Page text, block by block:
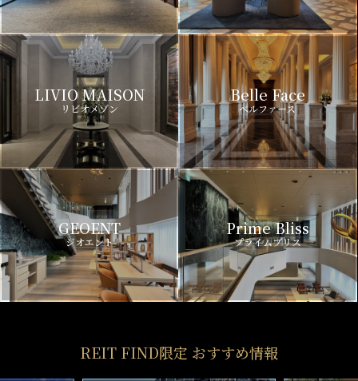
LIVIO MAISON
リビオメゾン
Belle Face
ベルファース
GEOENT
ジオエント
Prime Bliss
プライムブリス
REIT FIND限定 おすすめ情報